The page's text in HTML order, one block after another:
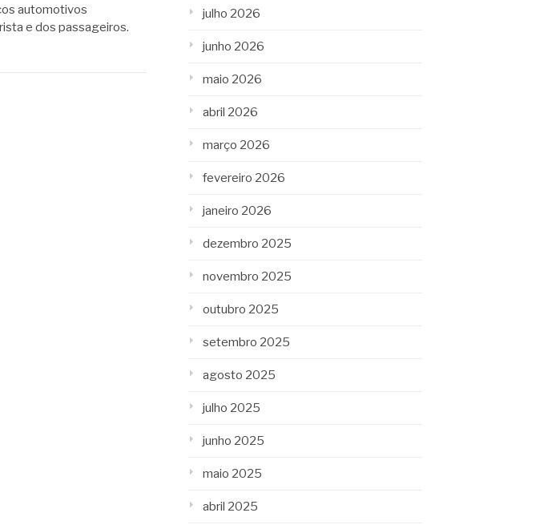
automotivos
e dos passageiros.
julho 2026
junho 2026
maio 2026
abril 2026
março 2026
fevereiro 2026
janeiro 2026
dezembro 2025
novembro 2025
outubro 2025
setembro 2025
agosto 2025
julho 2025
junho 2025
maio 2025
abril 2025